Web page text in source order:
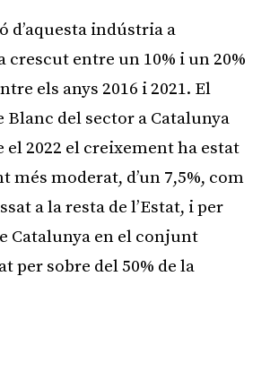
d’aquesta indústria a
crescut entre un 10% i un 20%
els anys 2016 i 2021. El
del sector a Catalunya
el 2022 el creixement ha estat
més moderat, d’un 7,5%, com
a la resta de l’Estat, i per
Catalunya en el conjunt
per sobre del 50% de la